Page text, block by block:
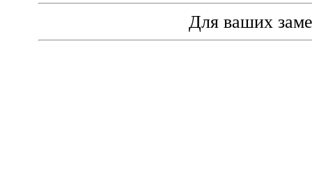
Для ваших